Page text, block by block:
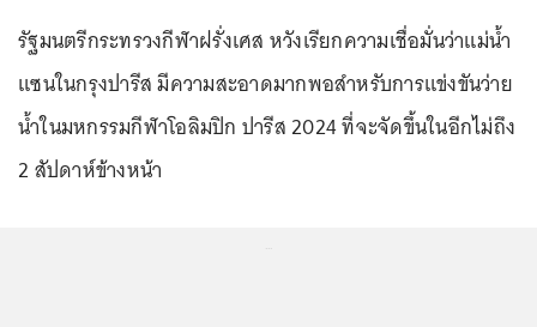
รัฐมนตรีกระทรวงกีฬาฝรั่งเศส หวังเรียกความเชื่อมั่นว่าแม่น้ำ
แซนในกรุงปารีส มีความสะอาดมากพอสำหรับการแข่งขันว่าย
น้ำในมหกรรมกีฬาโอลิมปิก ปารีส 2024 ที่จะจัดขึ้นในอีกไม่ถึง
2 สัปดาห์ข้างหน้า